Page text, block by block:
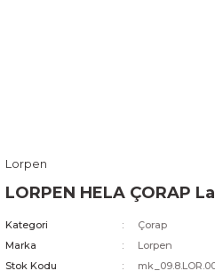
Lorpen
LORPEN HELA ÇORAP
Kategori
Çorap
Marka
Lorpen
Stok Kodu